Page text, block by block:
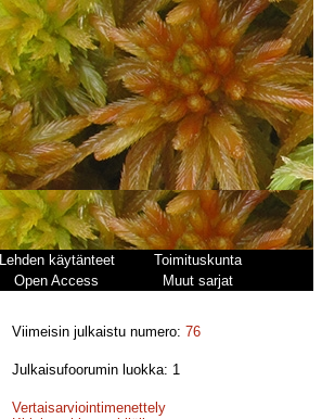
Lehden käytänteet
Toimituskunta
Open Access Muut sarjat
Viimeisin julkaistu numero:76
Julkaisufoorumin luokka: 1
Vertaisarviointimenettely